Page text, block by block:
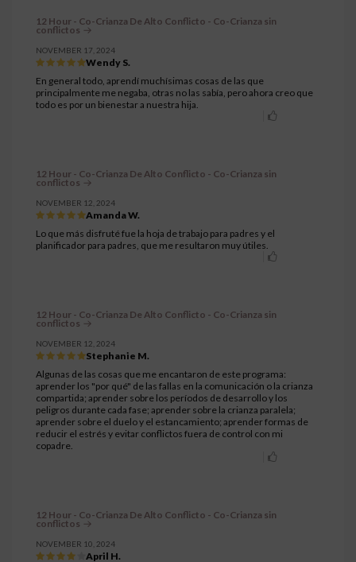
12 Hour - Co-Crianza De Alto Conflicto - Co-Crianza sin
conflictos
NOVEMBER 17, 2024
Wendy S.
En general todo, aprendí muchísimas cosas de las que
principalmente me negaba, otras no las sabía, pero ahora creo que
todo es por un bienestar a nuestra hija.
12 Hour - Co-Crianza De Alto Conflicto - Co-Crianza sin
conflictos
NOVEMBER 12, 2024
Amanda W.
Lo que más disfruté fue la hoja de trabajo para padres y el
planificador para padres, que me resultaron muy útiles.
12 Hour - Co-Crianza De Alto Conflicto - Co-Crianza sin
conflictos
NOVEMBER 12, 2024
Stephanie M.
Algunas de las cosas que me encantaron de este programa:
aprender los "por qué" de las fallas en la comunicación o la crianza
compartida; aprender sobre los períodos de desarrollo y los
peligros durante cada fase; aprender sobre la crianza paralela;
aprender sobre el duelo y el estancamiento; aprender formas de
reducir el estrés y evitar conflictos fuera de control con mi
copadre.
12 Hour - Co-Crianza De Alto Conflicto - Co-Crianza sin
conflictos
NOVEMBER 10, 2024
April H.